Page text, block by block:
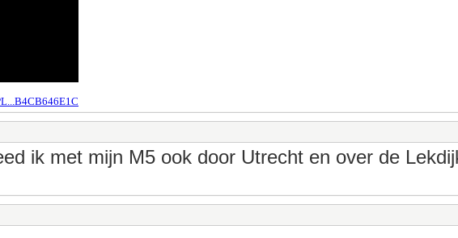
ik met mijn M5 ook door Utrecht en over de